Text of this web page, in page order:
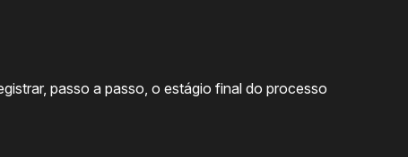
passo a passo, o estágio final do processo